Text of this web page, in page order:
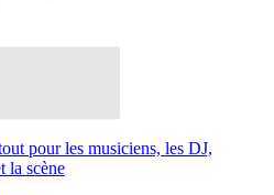
pour les musiciens, les DJ,
la scène